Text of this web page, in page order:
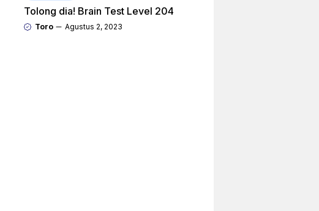
Tolong dia! Brain Test Level 204
Toro Agustus 2, 2023